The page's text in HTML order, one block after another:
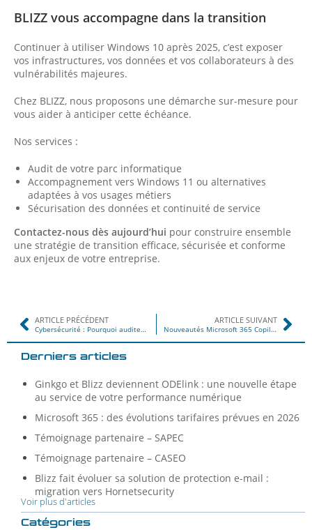
BLIZZ vous accompagne dans la transition
Continuer à utiliser Windows 10 après 2025, c’est exposer
vos infrastructures, vos données et vos collaborateurs à des
vulnérabilités majeures.
Chez BLIZZ, nous proposons une démarche sur-mesure pour
vous aider à anticiper cette échéance.
Nos services :
Audit de votre parc informatique
Accompagnement vers Windows 11 ou alternatives
adaptées à vos usages métiers
Sécurisation des données et continuité de service
Contactez-nous dès aujourd’hui pour construire ensemble
une stratégie de transition efficace, sécurisée et conforme
aux enjeux de votre entreprise.
ARTICLE PRÉCÉDENT
Cybersécurité : Pourquoi auditer votre système d’information ?
ARTICLE SUIVANT
Nouveautés Microsoft 365 Copilot – Été 2025 : gagnez en efficacité, en fluidité et en créativité !
Derniers articles
Ginkgo et Blizz deviennent ODElink : une nouvelle étape
au service de votre performance numérique
Microsoft 365 : des évolutions tarifaires prévues en 2026
Témoignage partenaire – SAPEC
Témoignage partenaire – CASEO
Blizz fait évoluer sa solution de protection e-mail :
migration vers Hornetsecurity
Voir plus d'articles
Catégories